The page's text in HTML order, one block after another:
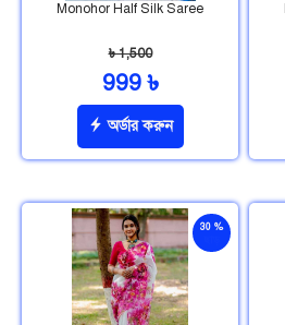
Monohor Half Silk Saree
৳ 1,500
999 ৳
অর্ডার করুন
30 %